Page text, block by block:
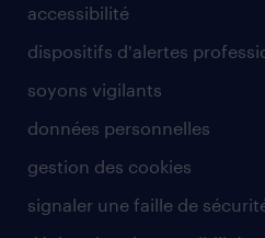
accessibilité
dispositifs d'alertes
soyons vigilants
données personnelles
gestion des cookies
signaler une faille de